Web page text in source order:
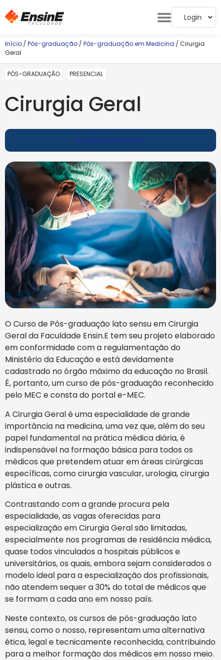
Login
Início / Pós-graduação / Pós-graduação em Medicina / Cirurgia
Geral
PÓS-GRADUAÇÃO PRESENCIAL
Cirurgia Geral
Ir para a inscrição
O Curso de Pós-graduação lato sensu em Cirurgia
Geral da Faculdade Ensin.E tem seu projeto elaborado
em conformidade com a regulamentação do
Ministério da Educação e está devidamente
cadastrado no órgão máximo da educação no Brasil.
É, portanto, um curso de pós-graduação reconhecido
pelo MEC e consta do portal e-MEC.
A Cirurgia Geral é uma especialidade de grande
importância na medicina, uma vez que, além do seu
papel fundamental na prática médica diária, é
indispensável na formação básica para todos os
médicos que pretendem atuar em áreas cirúrgicas
específicas, como cirurgia vascular, urologia, cirurgia
plástica e outras.
Contrastando com a grande procura pela
especialidade, as vagas oferecidas para
especialização em Cirurgia Geral são limitadas,
especialmente nos programas de residência médica,
quase todos vinculados a hospitais públicos e
universitários, os quais, embora sejam considerados o
modelo ideal para a especialização dos profissionais,
não atendem sequer a 30% do total de médicos que
se formam a cada ano em nosso país.
Neste contexto, os cursos de pós-graduação lato
sensu, como o nosso, representam uma alternativa
ética, legal e tecnicamente reconhecida, contribuindo
para a melhor formação dos médicos em nosso meio.